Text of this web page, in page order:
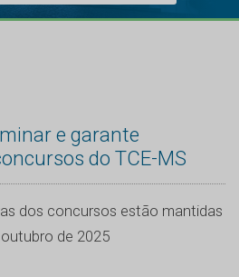
e garante
do TCE-MS
dos concursos estão mantidas
de 2025